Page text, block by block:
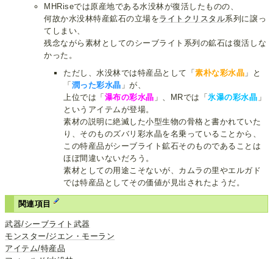
MHRiseでは原産地である水没林が復活したものの、
何故か水没林特産鉱石の立場をライトクリスタル系列に譲っ
てしまい、
残念ながら素材としてのシーブライト系列の鉱石は復活しな
かった。
ただし、水没林では特産品として「素朴な彩水晶 」と
「 潤った彩水晶 」が、
上位では「 瀑布の彩水晶 」、MRでは「氷瀑の彩水晶 」
というアイテムが登場。
素材の説明に絶滅した小型生物の骨格と書かれていた
り、そのものズバリ彩水晶を名乗っていることから、
この特産品がシーブライト鉱石そのものであることは
ほぼ間違いないだろう。
素材としての用途こそないが、カムラの里やエルガド
では特産品としてその価値が見出されたようだ。
関連項目
武器/シーブライト武器
モンスター/ジエン・モーラン
アイテム/特産品